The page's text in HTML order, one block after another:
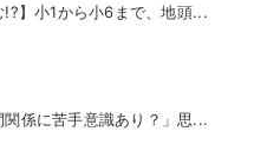
!?】小1から小6まで、地頭...
関係に苦手意識あり？」思...